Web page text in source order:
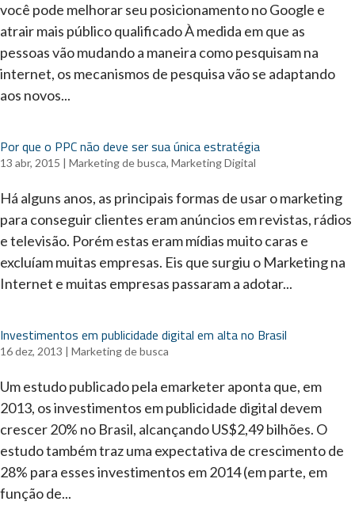
você pode melhorar seu posicionamento no Google e
atrair mais público qualificado À medida em que as
pessoas vão mudando a maneira como pesquisam na
internet, os mecanismos de pesquisa vão se adaptando
aos novos...
Por que o PPC não deve ser sua única estratégia
13 abr, 2015 | Marketing de busca, Marketing Digital
Há alguns anos, as principais formas de usar o marketing
para conseguir clientes eram anúncios em revistas, rádios
e televisão. Porém estas eram mídias muito caras e
excluíam muitas empresas. Eis que surgiu o Marketing na
Internet e muitas empresas passaram a adotar...
Investimentos em publicidade digital em alta no Brasil
16 dez, 2013 | Marketing de busca
Um estudo publicado pela emarketer aponta que, em
2013, os investimentos em publicidade digital devem
crescer 20% no Brasil, alcançando US$2,49 bilhões. O
estudo também traz uma expectativa de crescimento de
28% para esses investimentos em 2014 (em parte, em
função de...